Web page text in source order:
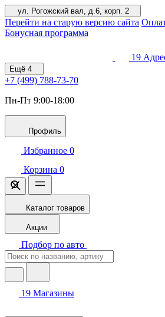
ул. Рогожский вал, д.6, корп. 2
Перейти на старую версию сайта
Бонусная программа
19
Ещё 4
+7 (499) 788-73-70
Пн-Пт 9:00-18:00
Профиль
Избранное 0
Корзина 0
Каталог товаров
Акции
Подбор по авто
19 Магазины